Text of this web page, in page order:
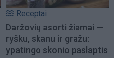
Receptai
Daržovių asorti žiemai —
ryšku, skanu ir gražu:
ypatingo skonio paslaptis